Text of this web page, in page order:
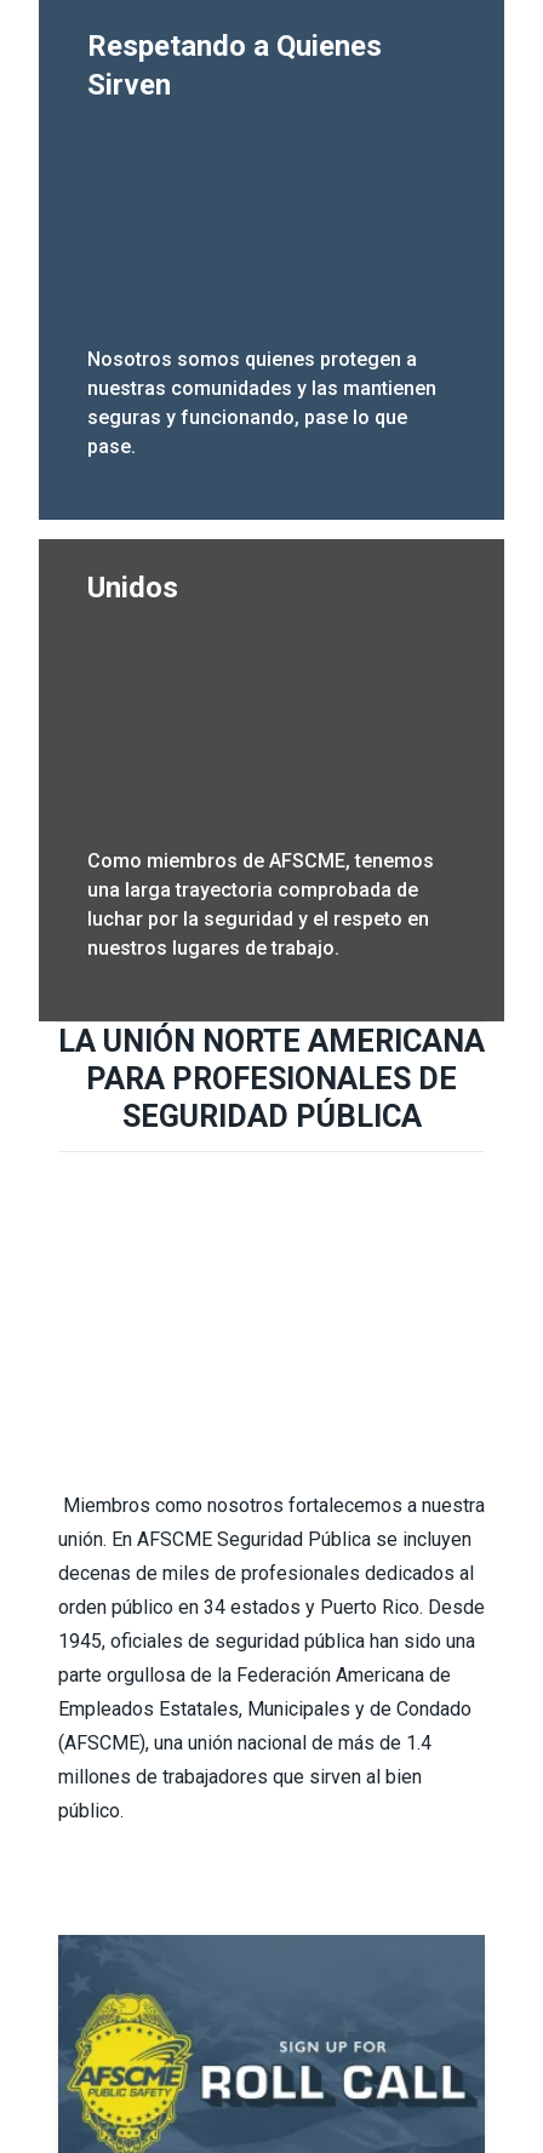
Respetando a Quienes
Sirven
Nosotros somos quienes protegen a
nuestras comunidades y las mantienen
seguras y funcionando, pase lo que
pase.
Unidos
Como miembros de AFSCME, tenemos
una larga trayectoria comprobada de
luchar por la seguridad y el respeto en
nuestros lugares de trabajo.
LA UNIÓN NORTE AMERICANA
PARA PROFESIONALES DE
SEGURIDAD PÚBLICA
Miembros como nosotros fortalecemos a nuestra
unión. En AFSCME Seguridad Pública se incluyen
decenas de miles de profesionales dedicados al
orden público en 34 estados y Puerto Rico. Desde
1945, oficiales de seguridad pública han sido una
parte orgullosa de la Federación Americana de
Empleados Estatales, Municipales y de Condado
(AFSCME), una unión nacional de más de 1.4
millones de trabajadores que sirven al bien
público.